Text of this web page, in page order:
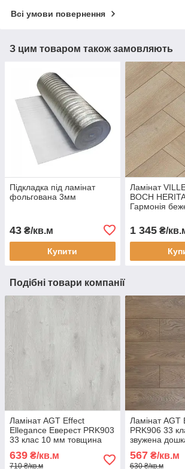
Всі умови повернення
З цим товаром також замовляють
Підкладка під ламінат
фольгована 3мм
43 ₴/кв.м
Купити
Ламінат
BOCH
Гармонія
клас, 8мм з
1 345₴/
Подібні товари компанії
Ламінат AGT Effect
Ellegance Еверест PRK903
33 клас 10 мм товщина
звужена дошка з фаскою
639 ₴/кв.м
710 ₴/кв.м
Ламінат AGT
PRK906 33
звужена
567₴/кв.м
630 ₴/кв.м